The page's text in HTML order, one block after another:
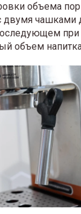
объема
двумя чашками
при
объем